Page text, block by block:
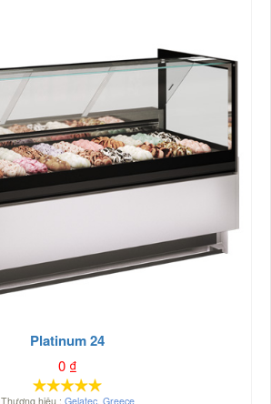
Platinum 24
0₫
Thương hiệu : Gelatec, Greece